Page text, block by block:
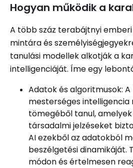
Hogyan működik a
A több száz terabájtnyi
mintára és
tanulási modellek alkotják a
intelligenciáját. Íme egy
Adatok és algoritmusok:
mesterséges intelligencia
tömegéből tanul,
társadalmi jelzéseket
AI ezekből az adatokból
beszélgetési dinamikáját.
módon és értelmesen